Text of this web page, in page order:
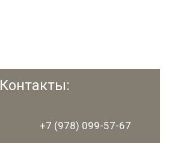
Контакты:
+7 (978) 099-57-67